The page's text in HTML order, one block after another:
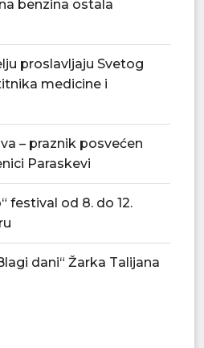
PU „Čika Jova
07/08/
benzina ostala
proslavljaju Svetog
medicine i
– praznik posvećen
Paraskevi
festival od 8. do 12.
dani“ Žarka Talijana